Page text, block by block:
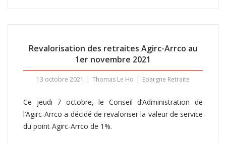
Revalorisation des retraites Agirc-Arrco au
1er novembre 2021
13 octobre 2021 Thomas Le Ho Epargne Retraite
Ce jeudi 7 octobre, le Conseil d’Administration de
l’Agirc-Arrco a décidé de revaloriser la valeur de service
du point Agirc-Arrco de 1%.